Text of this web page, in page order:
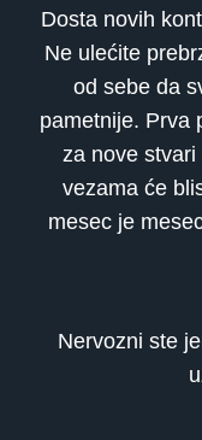
Dosta novih
Ne ulećite
od sebe da
pametnije. Prva
za nove
vezama će
mesec je
Nervozni ste